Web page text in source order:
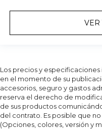
VER
Los precios y
en el momento de su
accesorios, seguro y gastos
reserva el derecho de
de sus productos
del contrato. Es posible que
(Opciones, colores, versión y